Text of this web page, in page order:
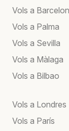
Vols a
Vols a Palma
Vols a Sevilla
Vols a Màlaga
Vols a Bilbao
Vols a Londres
Vols a París